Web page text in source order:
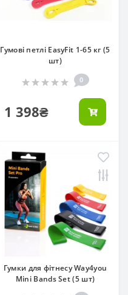
Гумові петлі EasyFit 1-65 кг (5
шт)
0
1 398₴
Гумки для фітнесу Way4you
Mini Bands Set (5 шт)